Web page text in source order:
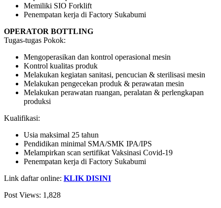
Memiliki SIO Forklift
Penempatan kerja di Factory Sukabumi
OPERATOR BOTTLING
Tugas-tugas Pokok:
Mengoperasikan dan kontrol operasional mesin
Kontrol kualitas produk
Melakukan kegiatan sanitasi, pencucian & sterilisasi mesin
Melakukan pengecekan produk & perawatan mesin
Melakukan perawatan ruangan, peralatan & perlengkapan
produksi
Kualifikasi:
Usia maksimal 25 tahun
Pendidikan minimal SMA/SMK IPA/IPS
Melampirkan scan sertifikat Vaksinasi Covid-19
Penempatan kerja di Factory Sukabumi
Link daftar online: KLIK DISINI
Post Views: 1,828